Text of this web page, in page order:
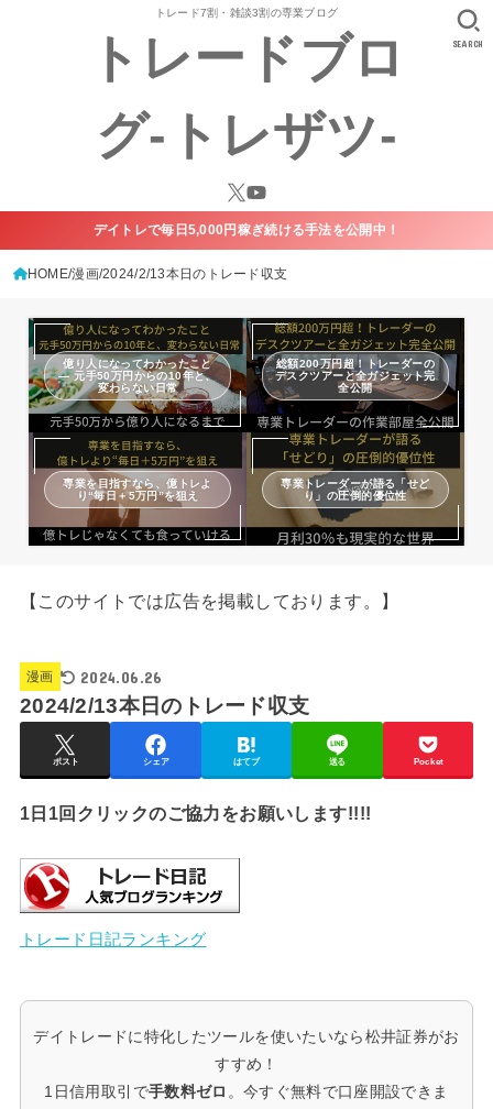
トレード7割・雑談3割の専業ブログ
トレードブロ
グ-トレザツ-
SEARCH
デイトレで毎日5,000円稼ぎ続ける手法を公開中！
HOME 漫画 2024/2/13本日のトレード収支
億り人になってわかったこと
— 元手50万円からの10年と、
変わらない日常
総額200万円超！トレーダーの
デスクツアーと全ガジェット完
全公開
専業を目指すなら、億トレよ
り“毎日＋5万円”を狙え
専業トレーダーが語る「せど
り」の圧倒的優位性
【このサイトでは広告を掲載しております。】
漫画 2024.06.26
2024/2/13本日のトレード収支
ポスト シェア はてブ 送る Pocket
1日1回クリックのご協力をお願いします!!!!
トレード日記ランキング
デイトレードに特化したツールを使いたいなら松井証券がお
すすめ！
1日信用取引で手数料ゼロ 。今すぐ無料で口座開設できま